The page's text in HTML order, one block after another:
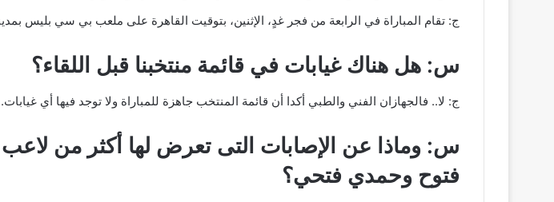
ج: تقام المباراة في الرابعة من فجر غدٍ، الإثنين، بتوقيت القاهرة على ملعب بي سي بليس
س: هل هناك غيابات في قائمة منتخبنا قبل اللقاء؟
ج: لا.. فالجهازان الفني والطبي أكدا أن قائمة المنتخب جاهزة للمباراة ولا توجد فيها أي غيابات.
س: وماذا عن الإصابات التى تعرض لها أكثر من
فتوح وحمدي فتحي؟